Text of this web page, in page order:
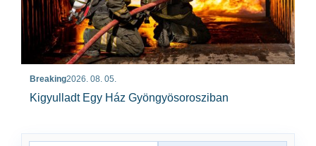
Breaking2026. 08. 05.
Kigyulladt Egy Ház Gyöngyösorosziban